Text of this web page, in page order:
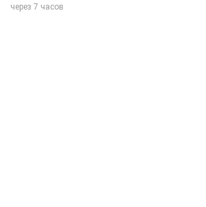
через 7 часов